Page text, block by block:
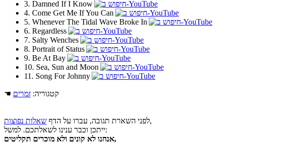
3. Damned If I Know
4. Come Get Me If You Can
5. Whenever The Tidal Wave Broke In
6. Regardless
7. Salty Wenches
8. Portrait of Status
9. Be At Bay
10. Sea, Sun and Moon
11. Song For Johnny
☚ קטגוריה: זמרים
לפני השארת תגובה, עברו על הדף שאלות נפוצות
,
ייתכן וכבר ענינו לשאלתכם. למשל:
אנחנו לא קונים ולא מוכרים תקליטים,